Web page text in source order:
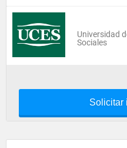
Universidad
Sociales
Solicitar